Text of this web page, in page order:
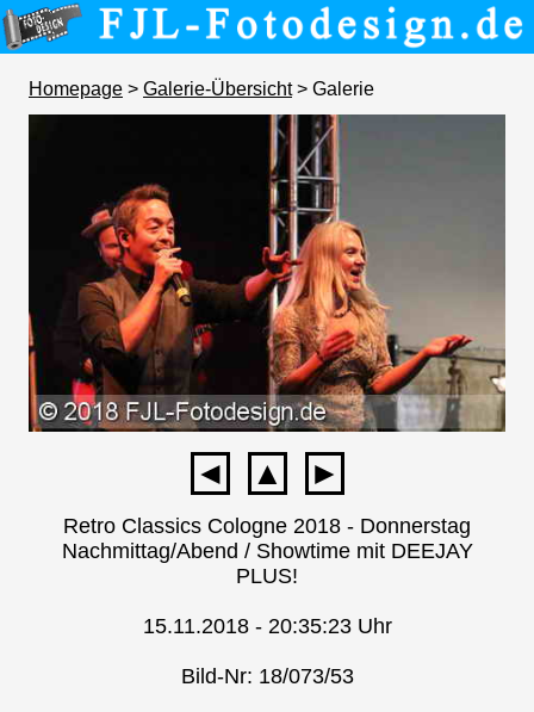
Homepage > Galerie-Übersicht> Galerie
◄ ▲ ►
Retro Classics Cologne 2018 - Donnerstag
Nachmittag/Abend / Showtime mit DEEJAY
PLUS!
15.11.2018 - 20:35:23 Uhr
Bild-Nr: 18/073/53